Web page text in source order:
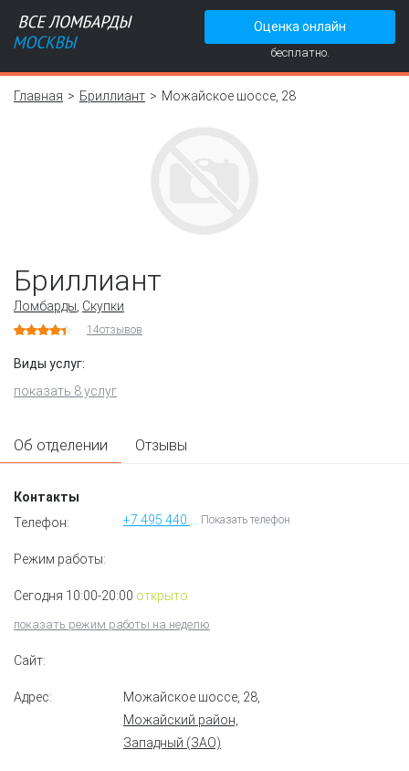
Оценка онлайн
бесплатно.
Главная Бриллиант Можайское шоссе, 28
Бриллиант
Ломбарды Скупки
14отзывов
Виды услуг:
показать 8 услуг
Об отделении Отзывы
Контакты
Телефон:
Показать телефон
Режим работы:
Сегодня 10:00-20:00 открыто
показать режим работы на неделю
Сайт:
Адрес: Можайское шоссе, 28
Можайский район,
Западный (ЗАО)